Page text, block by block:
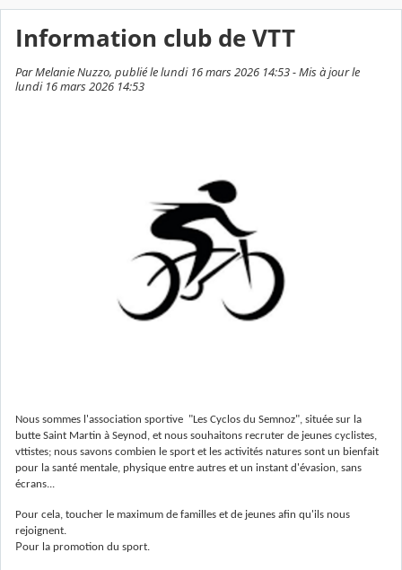
Information club de VTT
Par Melanie Nuzzo, publié le lundi 16 mars 2026 14:53 - Mis à jour le
lundi 16 mars 2026 14:53
Nous sommes l'association sportive "Les Cyclos du Semnoz", située sur la
butte Saint Martin à Seynod, et nous souhaitons recruter de jeunes cyclistes,
vttistes; nous savons combien le sport et les activités natures sont un bienfait
pour la santé mentale, physique entre autres et un instant d'évasion, sans
écrans...
Pour cela, toucher le maximum de familles et de jeunes afin qu'ils nous
rejoignent.
Pour la promotion du sport.